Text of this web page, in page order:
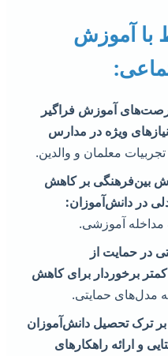
آموزش
آموزش فراگیر
ویژه در مدارس
معلمان و والدین.
بر کاهش
دانش‌آموزان:
آموزشی.
حمایت از
برای کاهش
حمایتی.
تحصیل دانش‌آموزان
راهکارهای